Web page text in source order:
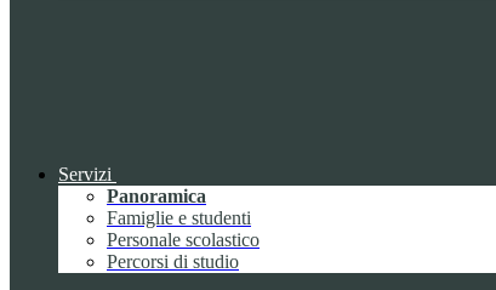
Servizi
Panoramica
Famiglie e studenti
Personale scolastico
Percorsi di studio